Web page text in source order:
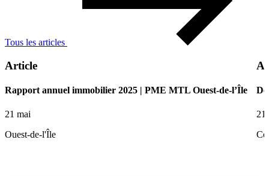
Tous les articles
Article
Rapport annuel immobilier 2025 | PME MTL Ouest-de-l’Île
21 mai
Ouest-de-l'Île
21